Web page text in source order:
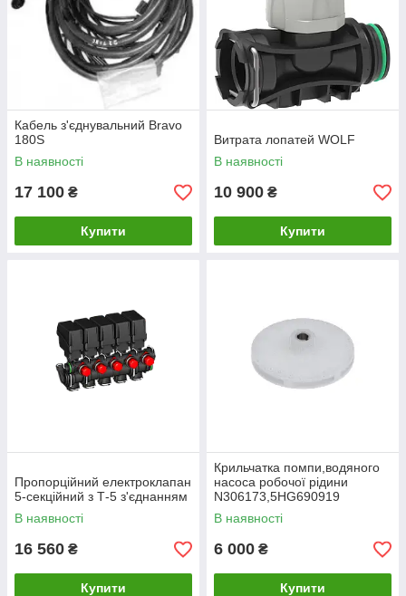
Кабель з'єднувальний Bravo
180S
В наявності
17 100 ₴
Купити
Витрата лопатей WOLF
В наявності
10 900 ₴
Купити
Пропорційний електроклапан
5-секційний з Т-5 з'єднанням
В наявності
16 560 ₴
Купити
Крильчатка помпи,водяного
насоса робочої рідини
N306173,5HG690919
оригінал John Deere
В наявності
6 000 ₴
Купити